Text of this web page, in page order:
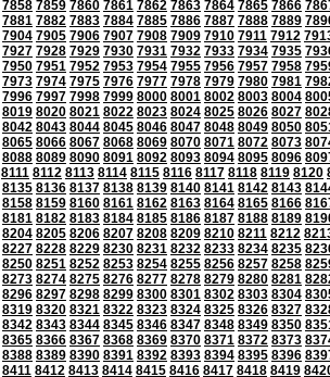
7858 7859 7860 7861 7862 7863 7864 7865 7866
7881 7882 7883 7884 7885 7886 7887 7888 7889
7904 7905 7906 7907 7908 7909 7910 7911 7912
7927 7928 7929 7930 7931 7932 7933 7934 7935
7950 7951 7952 7953 7954 7955 7956 7957 7958
7973 7974 7975 7976 7977 7978 7979 7980 7981
7996 7997 7998 7999 8000 8001 8002 8003 8004
8019 8020 8021 8022 8023 8024 8025 8026 8027
8042 8043 8044 8045 8046 8047 8048 8049 8050
8065 8066 8067 8068 8069 8070 8071 8072 8073
8088 8089 8090 8091 8092 8093 8094 8095 8096
8111 8112 8113 8114 8115 8116 8117 8118 8119 8120
8135 8136 8137 8138 8139 8140 8141 8142 8143
8158 8159 8160 8161 8162 8163 8164 8165 8166
8181 8182 8183 8184 8185 8186 8187 8188 8189
8204 8205 8206 8207 8208 8209 8210 8211 8212
8227 8228 8229 8230 8231 8232 8233 8234 8235
8250 8251 8252 8253 8254 8255 8256 8257 8258
8273 8274 8275 8276 8277 8278 8279 8280 8281
8296 8297 8298 8299 8300 8301 8302 8303 8304
8319 8320 8321 8322 8323 8324 8325 8326 8327
8342 8343 8344 8345 8346 8347 8348 8349 8350
8365 8366 8367 8368 8369 8370 8371 8372 8373
8388 8389 8390 8391 8392 8393 8394 8395 8396
8411 8412 8413 8414 8415 8416 8417 8418 8419